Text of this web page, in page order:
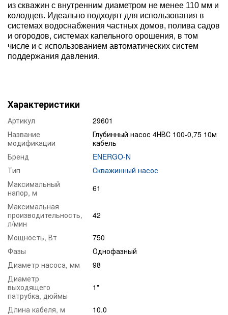
из скважин с внутренним диаметром не менее 110 мм и
колодцев. Идеально подходят для использования в
системах водоснабжения частных домов, полива садов
и огородов, системах капельного орошения, в том
числе и с использованием автоматических систем
поддержания давления.
Характеристики
Артикул
29601
Название
модификации
Глубинный насос 4НВС 100-0,75 10м
кабель
Бренд
ENERGO-N
Тип
Скважинный насос
Максимальный
напор, м
61
Максимальная
производительность,
л/мин
42
Мощность, Вт
750
Фазы
Однофазный
Диаметр насоса, мм
98
Диаметр
выходящего
патрубка, дюймы
1"
Длина кабеля, м
10.0